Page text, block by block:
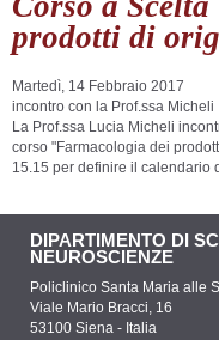
prodotti di
Martedì, 14 Febbraio 2017
incontro con la Prof.ssa Micheli
La Prof.ssa Lucia Micheli
corso "Farmacologia dei
15.15 per definire il calendario
DIPARTIMENTO DI
NEUROSCIENZE
Policlinico Santa Maria alle
Viale Mario Bracci, 16
53100 Siena - Italia